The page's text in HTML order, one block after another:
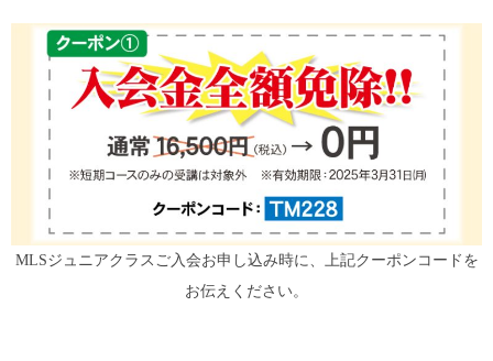
MLSジュニアクラスご入会お申し込み時に、上記クーポンコードを
お伝えください。